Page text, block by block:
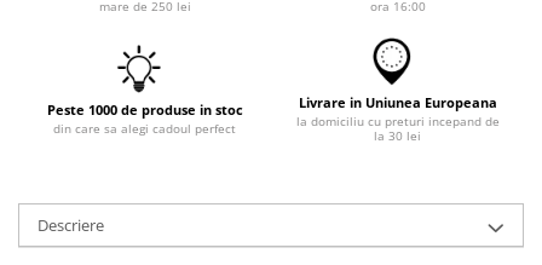
mare de 250 lei
ora 16:00
Peste 1000 de produse in stoc
din care sa alegi cadoul perfect
Livrare in Uniunea Europeana
la domiciliu cu preturi incepand de
la 30 lei
Descriere